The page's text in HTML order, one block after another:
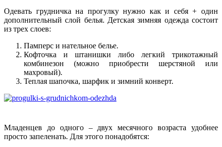
Одевать грудничка на прогулку нужно как и себя + один
дополнительный слой белья. Детская зимняя одежда состоит
из трех слоев:
Памперс и нательное белье.
Кофточка и штанишки либо легкий трикотажный
комбинезон (можно приобрести шерстяной или
махровый).
Теплая шапочка, шарфик и зимний конверт.
Младенцев до одного – двух месячного возраста удобнее
просто запеленать. Для этого понадобятся: